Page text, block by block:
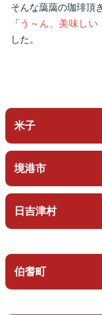
そんな藹藹の珈琲頂
「 う～ん、美味しい
した。
米子
境港市
日吉津村
伯耆町